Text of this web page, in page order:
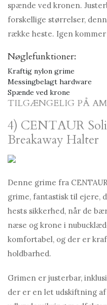
spænde ved kronen.
forskellige størrelser,
række heste. Igen
Nøglefunktioner:
Kraftig nylon grime
Messingbelagt hardware
Spænde ved krone
TILGÆNGELIG PÅ
4) CENTAUR
Breakaway Halter
Denne grime fra
grime, fantastisk til ejere,
hests sikkerhed, når de
næse og krone i
komfortabel, og der er
holdbarhed.
Grimen er justerbar,
der er en let udskiftning af